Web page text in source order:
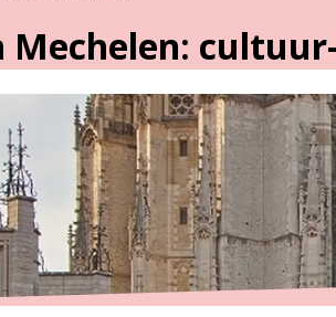
Mechelen: